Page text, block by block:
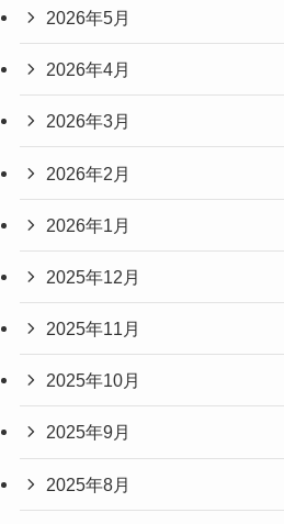
2026年5月
2026年4月
2026年3月
2026年2月
2026年1月
2025年12月
2025年11月
2025年10月
2025年9月
2025年8月